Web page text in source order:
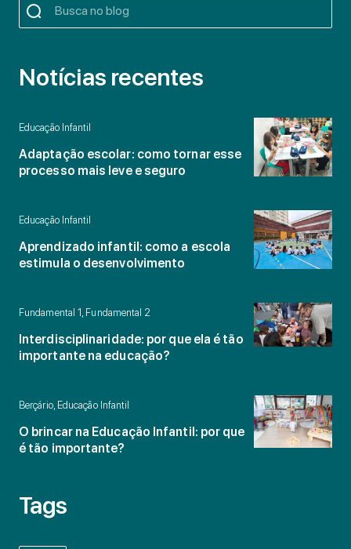
Notícias recentes
Educação Infantil
Adaptação escolar: como tornar esse
processo mais leve e seguro
Educação Infantil
Aprendizado infantil: como a escola
estimula o desenvolvimento
Fundamental 1, Fundamental 2
Interdisciplinaridade: por que ela é tão
importante na educação?
Berçário, Educação Infantil
O brincar na Educação Infantil: por que
é tão importante?
Tags